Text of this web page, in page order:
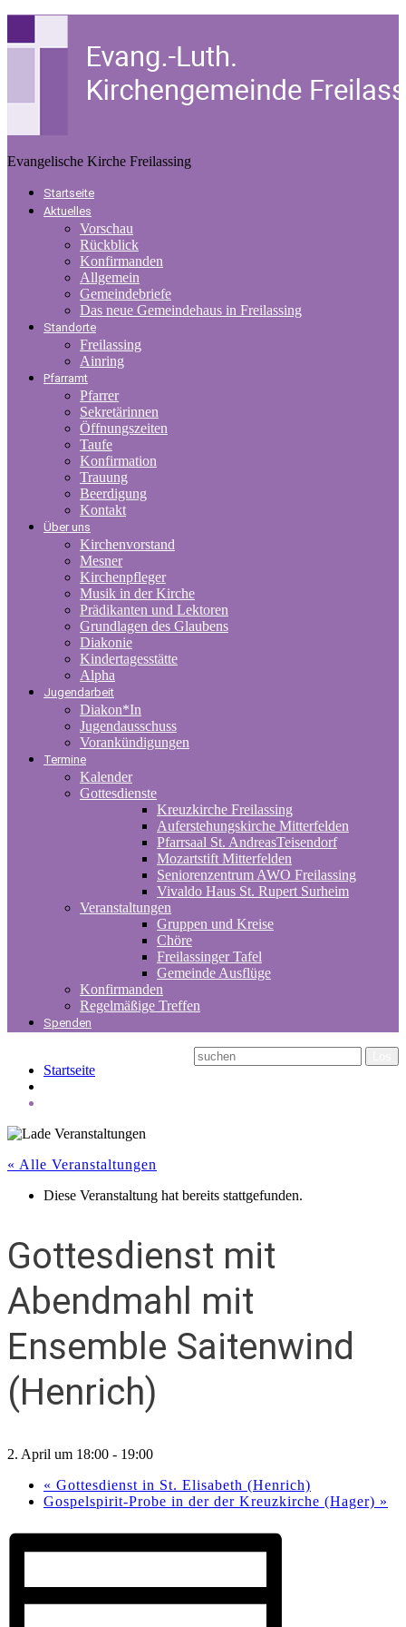
Evangelische Kirche Freilassing
Startseite
Aktuelles
Vorschau
Rückblick
Konfirmanden
Allgemein
Gemeindebriefe
Das neue Gemeindehaus in Freilassing
Standorte
Freilassing
Ainring
Pfarramt
Pfarrer
Sekretärinnen
Öffnungszeiten
Taufe
Konfirmation
Trauung
Beerdigung
Kontakt
Über uns
Kirchenvorstand
Mesner
Kirchenpfleger
Musik in der Kirche
Prädikanten und Lektoren
Grundlagen des Glaubens
Diakonie
Kindertagesstätte
Alpha
Jugendarbeit
Diakon*In
Jugendausschuss
Vorankündigungen
Termine
Kalender
Gottesdienste
Kreuzkirche Freilassing
Auferstehungskirche Mitterfelden
Pfarrsaal St. AndreasTeisendorf
Mozartstift Mitterfelden
Seniorenzentrum AWO Freilassing
Vivaldo Haus St. Rupert Surheim
Veranstaltungen
Gruppen und Kreise
Chöre
Freilassinger Tafel
Gemeinde Ausflüge
Konfirmanden
Regelmäßige Treffen
Spenden
Startseite
« Alle Veranstaltungen
Diese Veranstaltung hat bereits stattgefunden.
Gottesdienst mit
Abendmahl mit
Ensemble Saitenwind
(Henrich)
2. April um 18:00 - 19:00
« Gottesdienst in St. Elisabeth (Henrich)
Gospelspirit-Probe in der der Kreuzkirche (Hager) »